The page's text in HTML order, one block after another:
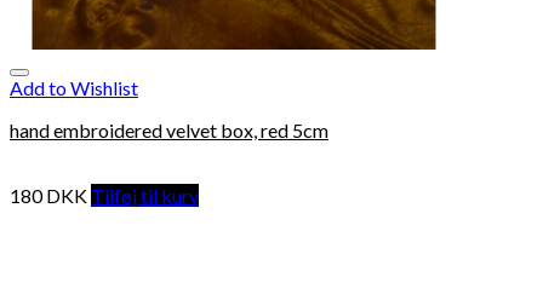
Add to Wishlist
hand embroidered velvet box, red 5cm
180DKK Tilføj til kurv